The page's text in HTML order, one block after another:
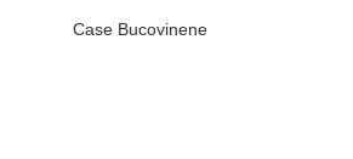
Case Bucovinene